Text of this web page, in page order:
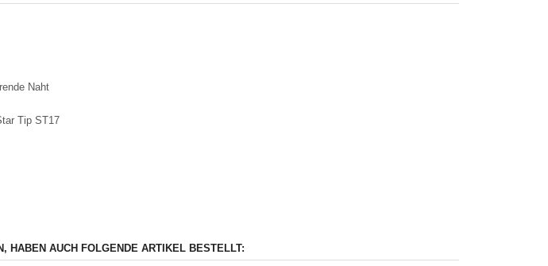
Naht
Tip ST17
HABEN AUCH FOLGENDE ARTIKEL BESTELLT: